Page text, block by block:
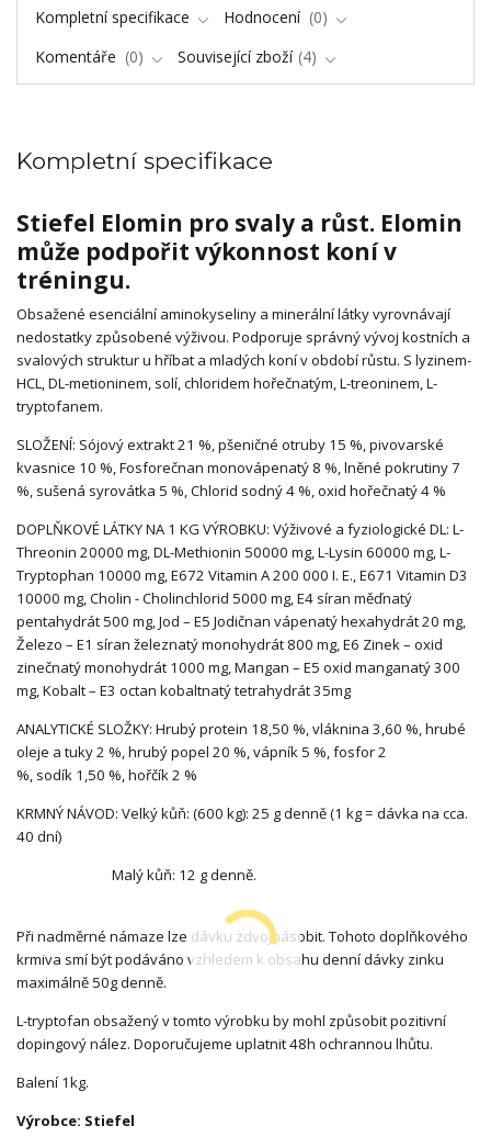
Kompletní specifikace Hodnocení
0
Komentáře
0 Související zboží 4
Kompletní specifikace
Stiefel Elomin pro svaly a růst. Elomin
může podpořit výkonnost koní v
tréningu.
Obsažené esenciální aminokyseliny a minerální látky vyrovnávají
nedostatky způsobené výživou. Podporuje správný vývoj kostních a
svalových struktur u hříbat a mladých koní v období růstu. S lyzinem-
HCL, DL-metioninem, solí, chloridem hořečnatým, L-treoninem, L-
tryptofanem.
SLOŽENÍ: Sójový extrakt 21 %, pšeničné otruby 15 %, pivovarské
kvasnice 10 %, Fosforečnan monovápenatý 8 %, lněné pokrutiny 7
%, sušená syrovátka 5 %, Chlorid sodný 4 %, oxid hořečnatý 4 %
DOPLŇKOVÉ LÁTKY NA 1 KG VÝROBKU: Výživové a fyziologické DL: L-
Threonin 20000 mg, DL-Methionin 50000 mg, L-Lysin 60000 mg, L-
Tryptophan 10000 mg, E672 Vitamin A 200 000 I. E., E671 Vitamin D3
10000 mg, Cholin - Cholinchlorid 5000 mg, E4 síran měďnatý
pentahydrát 500 mg, Jod – E5 Jodičnan vápenatý hexahydrát 20 mg,
Železo – E1 síran železnatý monohydrát 800 mg, E6 Zinek – oxid
zinečnatý monohydrát 1000 mg, Mangan – E5 oxid manganatý 300
mg, Kobalt – E3 octan kobaltnatý tetrahydrát 35mg
ANALYTICKÉ SLOŽKY: Hrubý protein 18,50 %, vláknina 3,60 %, hrubé
oleje a tuky 2 %, hrubý popel 20 %, vápník 5 %, fosfor 2
%, sodík 1,50 %, hořčík 2 %
KRMNÝ NÁVOD: Velký kůň: (600 kg): 25 g denně (1 kg = dávka na cca.
40 dní)
Malý kůň: 12 g denně.
Při nadměrné námaze lze dávku zdvojnásobit. Tohoto doplňkového
krmiva smí být podáváno vzhledem k obsahu denní dávky zinku
maximálně 50g denně.
L-tryptofan obsažený v tomto výrobku by mohl způsobit pozitivní
dopingový nález. Doporučujeme uplatnit 48h ochrannou lhůtu.
Balení 1kg.
Výrobce: Stiefel